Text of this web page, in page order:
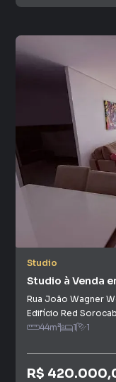
Studio
Studio à Venda
Rua João Wagner
Edifício Red
44m² 1 1
R$